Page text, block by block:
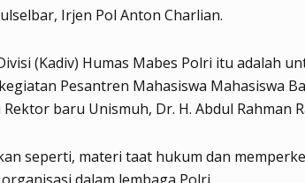
Irjen Pol Anton Charlian.
(Kadiv) Humas Mabes Polri itu adalah
Pesantren Mahasiswa Mahasiswa
baru Unismuh, Dr. H. Abdul Rahman
seperti, materi taat hukum dan
dalam lembaga Polri.